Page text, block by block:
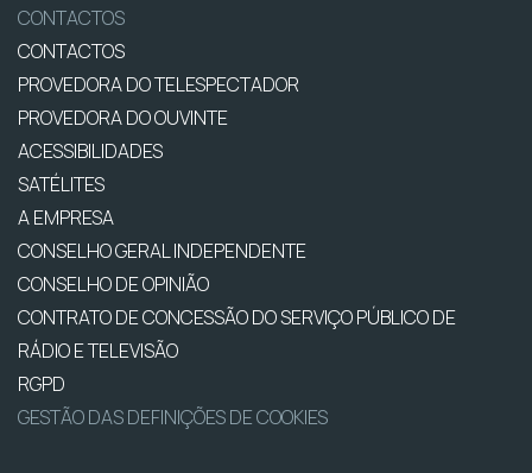
CONTACTOS
CONTACTOS
PROVEDORA DO TELESPECTADOR
PROVEDORA DO OUVINTE
ACESSIBILIDADES
SATÉLITES
A EMPRESA
CONSELHO GERAL INDEPENDENTE
CONSELHO DE OPINIÃO
CONTRATO DE CONCESSÃO DO SERVIÇO PÚBLICO DE
RÁDIO E TELEVISÃO
RGPD
GESTÃO DAS DEFINIÇÕES DE COOKIES